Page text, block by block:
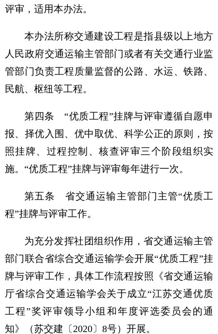
评审，适用本办法。
本办法所称交通建设工程是指县级以上地方
人民政府交通运输主管部门或者有关交通行业监
管部门负责工程质量监督的公路、水运、铁路、
民航、枢纽等工程。
第四条 “优质工程”挂牌与评审遵循自愿申
报、择优入围、优中取优、科学公正的原则，按
照挂牌、过程控制、核查评审三个阶段组织实
施。“优质工程”挂牌与评审每年进行一次。
第五条 省交通运输主管部门主管“优质工
程”挂牌与评审工作。
为充分发挥社团组织作用，省交通运输主管
部门联合省综合交通运输学会开展“优质工程”挂
牌与评审工作，具体工作流程按照《省交通运输
厅省综合交通运输学会关于成立“江苏交通优质
工程”奖评审领导小组和年度评选委员会的通
知》（苏交建〔2020〕8号）开展。